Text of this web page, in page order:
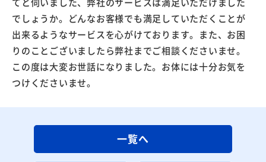
でしょうか。どんなお客様でも満足していただくことが
出来るようなサービスを心がけております。また、お困
りのことございましたら弊社までご相談くださいませ。
この度は大変お世話になりました。お体には十分お気を
つけくださいませ。
一覧へ